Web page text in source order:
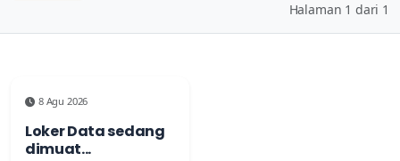
Halaman 1 dari 1
8 Agu 2026
Loker Data sedang
dimuat...